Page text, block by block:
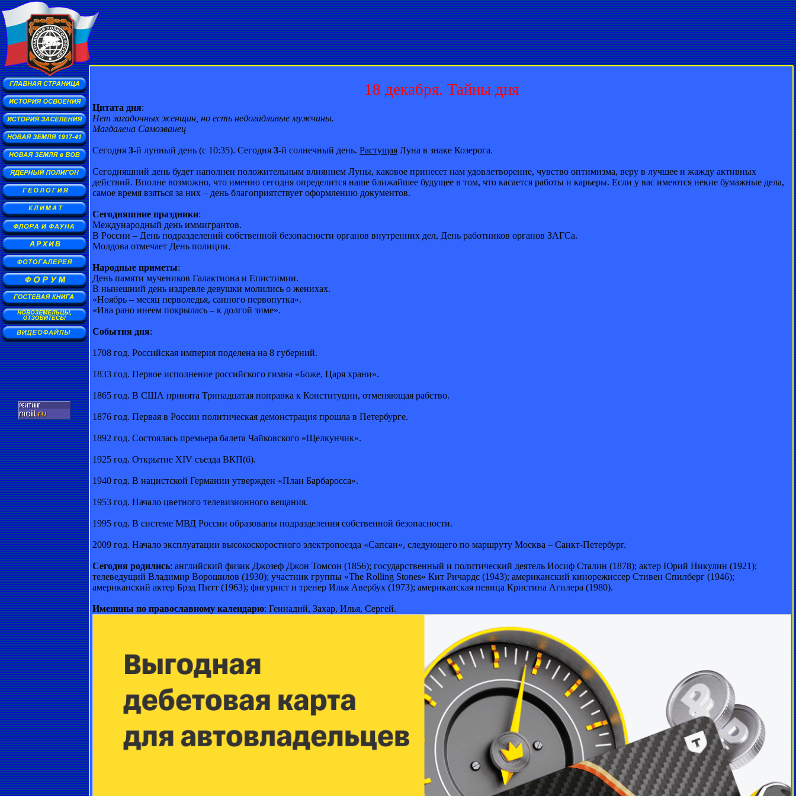
18 декабря. Тайны дня
Цитата дня:
Нет загадочных женщин, но есть недогадливые мужчины.
Магдалена Самозванец
Сегодня 3-й лунный день (с 10:35). Сегодня 3-й солнечный день. Растущая Луна в знаке Козерога.
Сегодняшний день будет наполнен положительным влиянием Луны, каковое принесет нам удовлетворение, чувство оптимизма, веру в лучшее и жажду активных
действий. Вполне возможно, что именно сегодня определится наше ближайшее будущее в том, что касается работы и карьеры. Если у вас имеются некие бумажные дела,
самое время взяться за них – день благоприятствует оформлению документов.
Сегодняшние праздники:
Международный день иммигрантов.
В России – День подразделений собственной безопасности органов внутренних дел, День работников органов ЗАГСа.
Молдова отмечает День полиции.
Народные приметы:
День памяти мучеников Галактиона и Епистимии.
В нынешний день издревле девушки молились о женихах.
«Ноябрь – месяц перволедья, санного первопутка».
«Ива рано инеем покрылась – к долгой зиме».
События дня:
1708 год. Российская империя поделена на 8 губерний.
1833 год. Первое исполнение российского гимна «Боже, Царя храни».
1865 год. В США принята Тринадцатая поправка к Конституции, отменяющая рабство.
1876 год. Первая в России политическая демонстрация прошла в Петербурге.
1892 год. Состоялась премьера балета Чайковского «Щелкунчик».
1925 год. Открытие XIV съезда ВКП(б).
1940 год. В нацистской Германии утвержден «План Барбаросса».
1953 год. Начало цветного телевизионного вещания.
1995 год. В системе МВД России образованы подразделения собственной безопасности.
2009 год. Начало эксплуатации высокоскоростного электропоезда «Сапсан», следующего по маршруту Москва – Санкт-Петербург.
Сегодня родились: английский физик Джозеф Джон Томсон (1856); государственный и политический деятель Иосиф Сталин (1878); актер Юрий Никулин (1921);
телеведущий Владимир Ворошилов (1930); участник группы «The Rolling Stones» Кит Ричардс (1943); американский кинорежиссер Стивен Спилберг (1946);
американский актер Брэд Питт (1963); фигурист и тренер Илья Авербух (1973); американская певица Кристина Агилера (1980).
Именины по православному календарю: Геннадий, Захар, Илья, Сергей.